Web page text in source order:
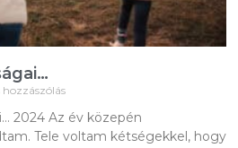
hozzászólás
2024 Az év közepén
Tele voltam kétségekkel, hogy